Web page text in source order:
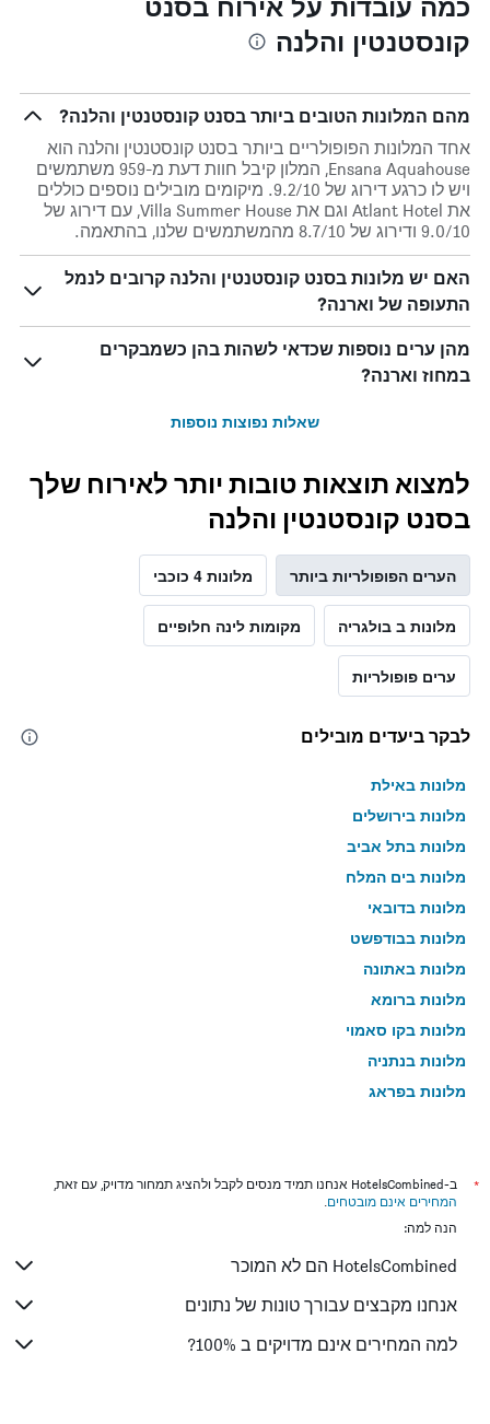
קונסטנטין והלנה
מהם המלונות הטובים ביותר בסנט קונסטנטין והלנה?
אחד המלונות הפופולריים ביותר בסנט קונסטנטין והלנה הוא
Ensana Aquahouse, המלון קיבל חוות דעת מ-959 משתמשים
ויש לו כרגע דירוג של 9.2/10. מיקומים מובילים נוספים כוללים
את Atlant Hotel וגם את Villa Summer House, עם דירוג של
9.0/10 ודירוג של 8.7/10 מהמשתמשים שלנו, בהתאמה.
האם יש מלונות בסנט קונסטנטין והלנה קרובים לנמל
התעופה של וארנה?
מהן ערים נוספות שכדאי לשהות בהן כשמבקרים
במחוז וארנה?
שאלות נפוצות נוספות
למצוא תוצאות טובות יותר לאירוח שלך
בסנט קונסטנטין והלנה
הערים הפופולריות ביותר מלונות 4 כוכבי
מלונות ב בולגריה מקומות לינה חלופיים
ערים פופולריות
לבקר ביעדים מובילים
מלונות באילת
מלונות בירושלים
מלונות בתל אביב
מלונות בים המלח
מלונות בדובאי
מלונות בבודפשט
מלונות באתונה
מלונות ברומא
מלונות בקו סאמוי
מלונות בנתניה
מלונות בפראג
מלונות בניו יורק
מלונות בבנגקוק
מלונות בבוקרשט
מלונות בפאפוס
מלונות בפאטונג
*
ב-HotelsCombined אנחנו תמיד מנסים לקבל ולהציג תמחור מדויק, עם זאת,
המחירים אינם מובטחים.
הנה למה:
HotelsCombined הם לא המוכר
אנחנו מקבצים עבורך טונות של נתונים
למה המחירים אינם מדויקים ב 100%?